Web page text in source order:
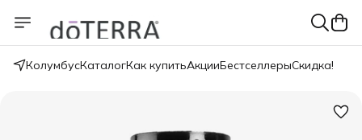
КолумбусКаталогКак купитьАкцииБестселлерыСкидка!